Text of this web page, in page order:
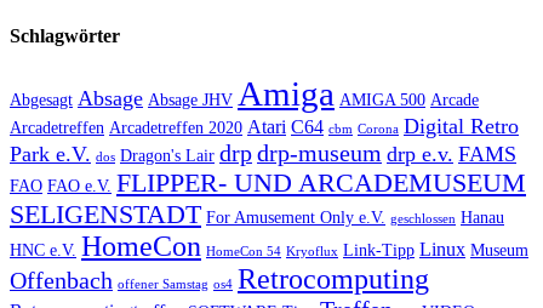
Schlagwörter
Abgesagt Absage Absage JHV Amiga AMIGA 500 Arcade
Arcadetreffen Arcadetreffen 2020 Atari C64 cbm Corona Digital Retro
Park e.V. dos Dragon's Lair drpdrp-museum drp e.v. FAMS
FAO FAO e.V. FLIPPER- UND ARCADEMUSEUM
SELIGENSTADT For Amusement Only e.V. geschlossen Hanau
HNC e.V. HomeCon HomeCon 54 Kryoflux Link-Tipp Linux Museum
Offenbach offener Samstag os4 Retrocomputing